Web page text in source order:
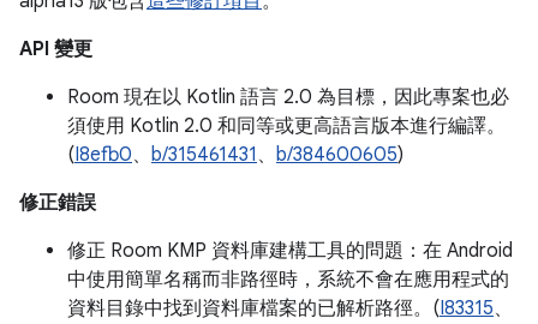
API 變更
Room 現在以 Kotlin 語言 2.0 為目標，因此專案也必
須使用 Kotlin 2.0 和同等或更高語言版本進行編譯。
(I8efb0、 b/315461431 、 b/384600605)
修正錯誤
修正 Room KMP 資料庫建構工具的問題：在 Android
中使用簡單名稱而非路徑時，系統不會在應用程式的
資料目錄中找到資料庫檔案的已解析路徑。(I83315、